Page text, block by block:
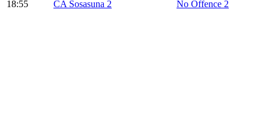
18:55
CA Sosasuna 2 No Offence 2